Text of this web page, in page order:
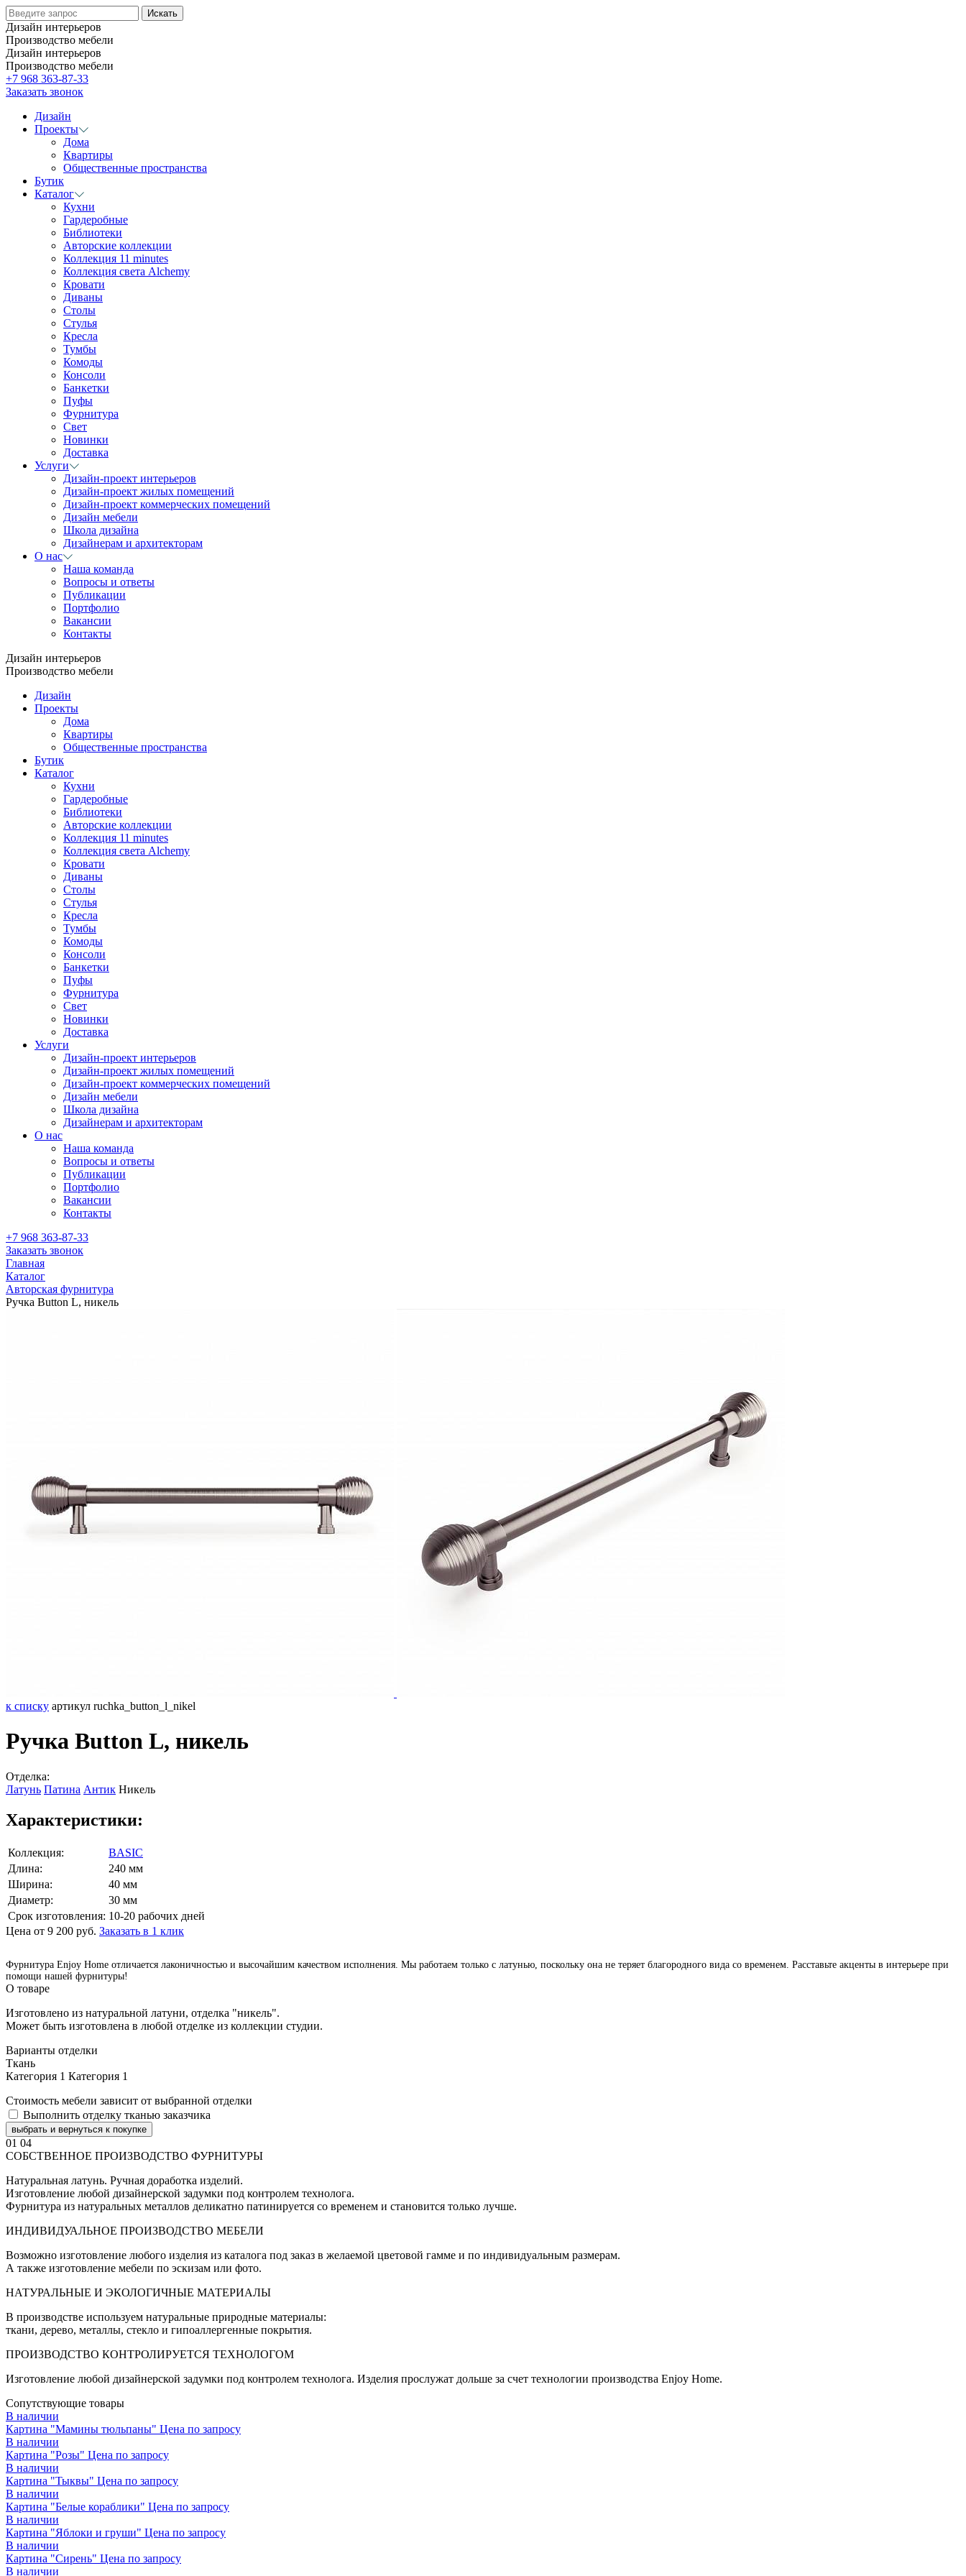
Дизайн интерьеров
Производство мебели
Дизайн интерьеров
Производство мебели
+7 968 363-87-33
Заказать звонок
Дизайн
Проекты
Дома
Квартиры
Общественные пространства
Бутик
Каталог
Кухни
Гардеробные
Библиотеки
Авторские коллекции
Коллекция 11 minutes
Коллекция света Alchemy
Кровати
Диваны
Столы
Стулья
Кресла
Тумбы
Комоды
Консоли
Банкетки
Пуфы
Фурнитура
Свет
Новинки
Доставка
Услуги
Дизайн-проект интерьеров
Дизайн-проект жилых помещений
Дизайн-проект коммерческих помещений
Дизайн мебели
Школа дизайна
Дизайнерам и архитекторам
О нас
Наша команда
Вопросы и ответы
Публикации
Портфолио
Вакансии
Контакты
Дизайн интерьеров
Производство мебели
Дизайн
Проекты
Дома
Квартиры
Общественные пространства
Бутик
Каталог
Кухни
Гардеробные
Библиотеки
Авторские коллекции
Коллекция 11 minutes
Коллекция света Alchemy
Кровати
Диваны
Столы
Стулья
Кресла
Тумбы
Комоды
Консоли
Банкетки
Пуфы
Фурнитура
Свет
Новинки
Доставка
Услуги
Дизайн-проект интерьеров
Дизайн-проект жилых помещений
Дизайн-проект коммерческих помещений
Дизайн мебели
Школа дизайна
Дизайнерам и архитекторам
О нас
Наша команда
Вопросы и ответы
Публикации
Портфолио
Вакансии
Контакты
+7 968 363-87-33
Заказать звонок
Главная
Каталог
Авторская фурнитура
Ручка Button L, никель
к списку артикул ruchka_button_l_nikel
Ручка Button L, никель
Отделка:
Латунь Патина Антик Никель
Характеристики:
Коллекция:
BASIC
Длина:
240 мм
Ширина:
40 мм
Диаметр:
30 мм
Срок изготовления: 10-20 рабочих дней
Цена от 9 200 руб. Заказать в 1 клик
Фурнитура Enjoy Home отличается лаконичностью и высочайшим качеством исполнения. Мы работаем только с латунью, поскольку она не теряет благородного вида со временем. Расставьте акценты в интерьере при
помощи нашей фурнитуры!
О товаре
Изготовлено из натуральной латуни, отделка "никель".
Может быть изготовлена в любой отделке из коллекции студии.
Варианты отделки
Ткань
Категория 1 Категория 1
Стоимость мебели зависит от выбранной отделки
Выполнить отделку тканью заказчика
выбрать и вернуться к покупке
01 04
СОБСТВЕННОЕ ПРОИЗВОДСТВО ФУРНИТУРЫ
Натуральная латунь. Ручная доработка изделий.
Изготовление любой дизайнерской задумки под контролем технолога.
Фурнитура из натуральных металлов деликатно патинируется со временем и становится только лучше.
ИНДИВИДУАЛЬНОЕ ПРОИЗВОДСТВО МЕБЕЛИ
Возможно изготовление любого изделия из каталога под заказ в желаемой цветовой гамме и по индивидуальным размерам.
А также изготовление мебели по эскизам или фото.
НАТУРАЛЬНЫЕ И ЭКОЛОГИЧНЫЕ МАТЕРИАЛЫ
В производстве используем натуральные природные материалы:
ткани, дерево, металлы, стекло и гипоаллергенные покрытия.
ПРОИЗВОДСТВО КОНТРОЛИРУЕТСЯ ТЕХНОЛОГОМ
Изготовление любой дизайнерской задумки под контролем технолога. Изделия прослужат дольше за счет технологии производства Enjoy Home.
Сопутствующие товары
В наличии
Картина "Мамины тюльпаны" Цена по запросу
В наличии
Картина "Розы" Цена по запросу
В наличии
Картина "Тыквы" Цена по запросу
В наличии
Картина "Белые кораблики" Цена по запросу
В наличии
Картина "Яблоки и груши" Цена по запросу
В наличии
Картина "Сирень" Цена по запросу
В наличии